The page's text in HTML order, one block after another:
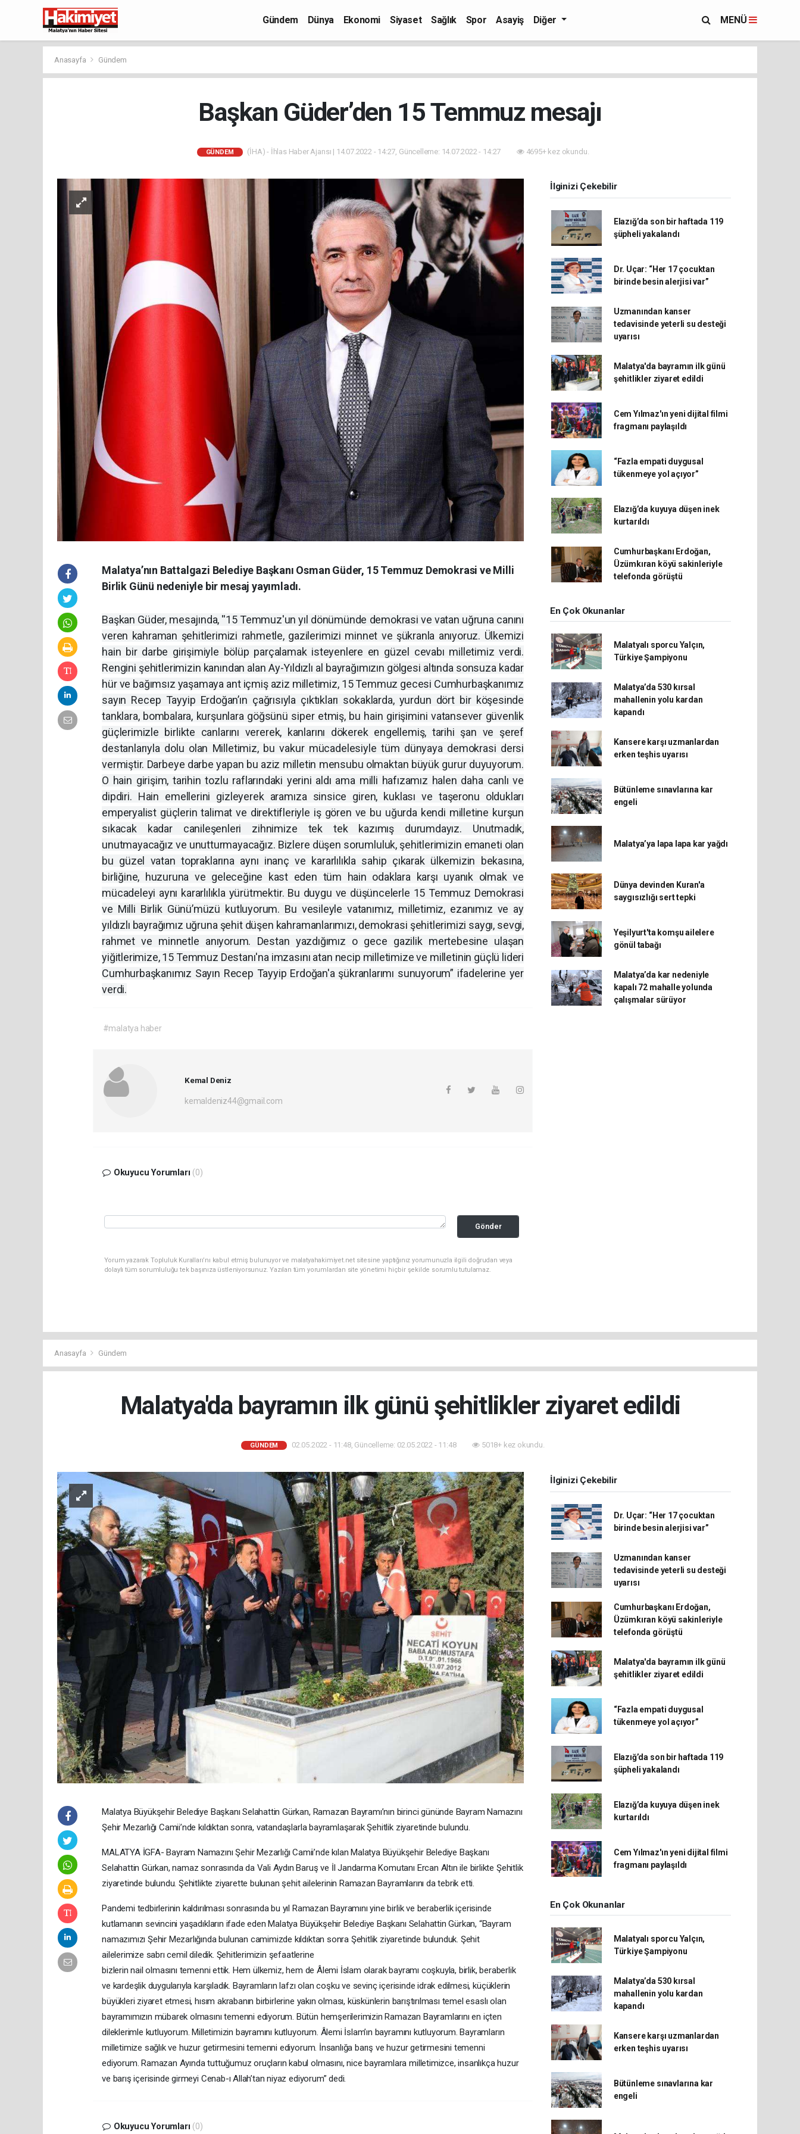
Gündem Dünya Ekonomi Siyaset Sağlık Spor Asayiş Diğer MENÜ
Anasayfa Gündem
Başkan Güder’den 15 Temmuz mesajı
GÜNDEM (İHA) - İhlas Haber Ajansı | 14.07.2022 - 14:27, Güncelleme: 14.07.2022 - 14:27 4695+ kez okundu.
Malatya’nın Battalgazi Belediye Başkanı Osman Güder, 15 Temmuz Demokrasi ve Milli
Birlik Günü nedeniyle bir mesaj yayımladı.
Başkan Güder, mesajında, ''15 Temmuz'un yıl dönümünde demokrasi ve vatan uğruna canını
veren kahraman şehitlerimizi rahmetle, gazilerimizi minnet ve şükranla anıyoruz. Ülkemizi
hain bir darbe girişimiyle bölüp parçalamak isteyenlere en güzel cevabı milletimiz verdi.
Rengini şehitlerimizin kanından alan Ay-Yıldızlı al bayrağımızın gölgesi altında sonsuza kadar
hür ve bağımsız yaşamaya ant içmiş aziz milletimiz, 15 Temmuz gecesi Cumhurbaşkanımız
sayın Recep Tayyip Erdoğan’ın çağrısıyla çıktıkları sokaklarda, yurdun dört bir köşesinde
tanklara, bombalara, kurşunlara göğsünü siper etmiş, bu hain girişimini vatansever güvenlik
güçlerimizle birlikte canlarını vererek, kanlarını dökerek engellemiş, tarihi şan ve şeref
destanlarıyla dolu olan Milletimiz, bu vakur mücadelesiyle tüm dünyaya demokrasi dersi
vermiştir. Darbeye darbe yapan bu aziz milletin mensubu olmaktan büyük gurur duyuyorum.
O hain girişim, tarihin tozlu raflarındaki yerini aldı ama milli hafızamız halen daha canlı ve
dipdiri. Hain emellerini gizleyerek aramıza sinsice giren, kuklası ve taşeronu oldukları
emperyalist güçlerin talimat ve direktifleriyle iş gören ve bu uğurda kendi milletine kurşun
sıkacak kadar canileşenleri zihnimize tek tek kazımış durumdayız. Unutmadık,
unutmayacağız ve unutturmayacağız. Bizlere düşen sorumluluk, şehitlerimizin emaneti olan
bu güzel vatan topraklarına aynı inanç ve kararlılıkla sahip çıkarak ülkemizin bekasına,
birliğine, huzuruna ve geleceğine kast eden tüm hain odaklara karşı uyanık olmak ve
mücadeleyi aynı kararlılıkla yürütmektir. Bu duygu ve düşüncelerle 15 Temmuz Demokrasi
ve Milli Birlik Günü’müzü kutluyorum. Bu vesileyle vatanımız, milletimiz, ezanımız ve ay
yıldızlı bayrağımız uğruna şehit düşen kahramanlarımızı, demokrasi şehitlerimizi saygı, sevgi,
rahmet ve minnetle anıyorum. Destan yazdığımız o gece gazilik mertebesine ulaşan
yiğitlerimize, 15 Temmuz Destanı'na imzasını atan necip milletimize ve milletinin güçlü lideri
Cumhurbaşkanımız Sayın Recep Tayyip Erdoğan'a şükranlarımı sunuyorum” ifadelerine yer
verdi.
#malatya haber
Kemal Deniz
kemaldeniz44@gmail.com
Okuyucu Yorumları (0)
Gönder
Yorum yazarak Topluluk Kuralları’nı kabul etmiş bulunuyor ve malatyahakimiyet.net sitesine yaptığınız yorumunuzla ilgili doğrudan veya
dolaylı tüm sorumluluğu tek başınıza üstleniyorsunuz. Yazılan tüm yorumlardan site yönetimi hiçbir şekilde sorumlu tutulamaz.
İlginizi Çekebilir
Elazığ’da son bir haftada 119
şüpheli yakalandı
Dr. Uçar: “Her 17 çocuktan
birinde besin alerjisi var”
Uzmanından kanser
tedavisinde yeterli su desteği
uyarısı
Malatya'da bayramın ilk günü
şehitlikler ziyaret edildi
Cem Yılmaz'ın yeni dijital filmi
fragmanı paylaşıldı
“Fazla empati duygusal
tükenmeye yol açıyor”
Elazığ’da kuyuya düşen inek
kurtarıldı
Cumhurbaşkanı Erdoğan,
Üzümkıran köyü sakinleriyle
telefonda görüştü
En Çok Okunanlar
Malatyalı sporcu Yalçın,
Türkiye Şampiyonu
Malatya’da 530 kırsal
mahallenin yolu kardan
kapandı
Kansere karşı uzmanlardan
erken teşhis uyarısı
Bütünleme sınavlarına kar
engeli
Malatya’ya lapa lapa kar yağdı
Dünya devinden Kuran'a
saygısızlığı sert tepki
Yeşilyurt'ta komşu ailelere
gönül tabağı
Malatya’da kar nedeniyle
kapalı 72 mahalle yolunda
çalışmalar sürüyor
Anasayfa Gündem
Malatya'da bayramın ilk günü şehitlikler ziyaret edildi
GÜNDEM 02.05.2022 - 11:48, Güncelleme: 02.05.2022 - 11:48 5018+ kez okundu.
Malatya Büyükşehir Belediye Başkanı Selahattin Gürkan, Ramazan Bayramı’nın birinci gününde Bayram Namazını
Şehir Mezarlığı Camii’nde kıldıktan sonra, vatandaşlarla bayramlaşarak Şehitlik ziyaretinde bulundu.
MALATYA İGFA- Bayram Namazını Şehir Mezarlığı Camii’nde kılan Malatya Büyükşehir Belediye Başkanı
Selahattin Gürkan, namaz sonrasında da Vali Aydın Baruş ve İl Jandarma Komutanı Ercan Altın ile birlikte Şehitlik
ziyaretinde bulundu. Şehitlikte ziyarette bulunan şehit ailelerinin Ramazan Bayramlarını da tebrik etti.
Pandemi tedbirlerinin kaldırılması sonrasında bu yıl Ramazan Bayramını yine birlik ve beraberlik içerisinde
kutlamanın sevincini yaşadıkların ifade eden Malatya Büyükşehir Belediye Başkanı Selahattin Gürkan, “Bayram
namazımızı Şehir Mezarlığında bulunan camimizde kıldıktan sonra Şehitlik ziyaretinde bulunduk. Şehit
ailelerimize sabrı cemil diledik. Şehitlerimizin şefaatlerine
bizlerin nail olmasını temenni ettik. Hem ülkemiz, hem de Âlemi İslam olarak bayramı coşkuyla, birlik, beraberlik
ve kardeşlik duygularıyla karşıladık. Bayramların lafzı olan coşku ve sevinç içerisinde idrak edilmesi, küçüklerin
büyükleri ziyaret etmesi, hısım akrabanın birbirlerine yakın olması, küskünlerin barıştırılması temel esaslı olan
bayramımızın mübarek olmasını temenni ediyorum. Bütün hemşerilerimizin Ramazan Bayramlarını en içten
dileklerimle kutluyorum. Milletimizin bayramını kutluyorum. Âlemi İslam’ın bayramını kutluyorum. Bayramların
milletimize sağlık ve huzur getirmesini temenni ediyorum. İnsanlığa barış ve huzur getirmesini temenni
ediyorum. Ramazan Ayında tuttuğumuz oruçların kabul olmasını, nice bayramlara milletimizce, insanlıkça huzur
ve barış içerisinde girmeyi Cenab-ı Allah’tan niyaz ediyorum” dedi.
Okuyucu Yorumları (0)
İlginizi Çekebilir
Dr. Uçar: “Her 17 çocuktan
birinde besin alerjisi var”
Uzmanından kanser
tedavisinde yeterli su desteği
uyarısı
Cumhurbaşkanı Erdoğan,
Üzümkıran köyü sakinleriyle
telefonda görüştü
Malatya'da bayramın ilk günü
şehitlikler ziyaret edildi
“Fazla empati duygusal
tükenmeye yol açıyor”
Elazığ’da son bir haftada 119
şüpheli yakalandı
Elazığ’da kuyuya düşen inek
kurtarıldı
Cem Yılmaz'ın yeni dijital filmi
fragmanı paylaşıldı
En Çok Okunanlar
Malatyalı sporcu Yalçın,
Türkiye Şampiyonu
Malatya’da 530 kırsal
mahallenin yolu kardan
kapandı
Kansere karşı uzmanlardan
erken teşhis uyarısı
Bütünleme sınavlarına kar
engeli